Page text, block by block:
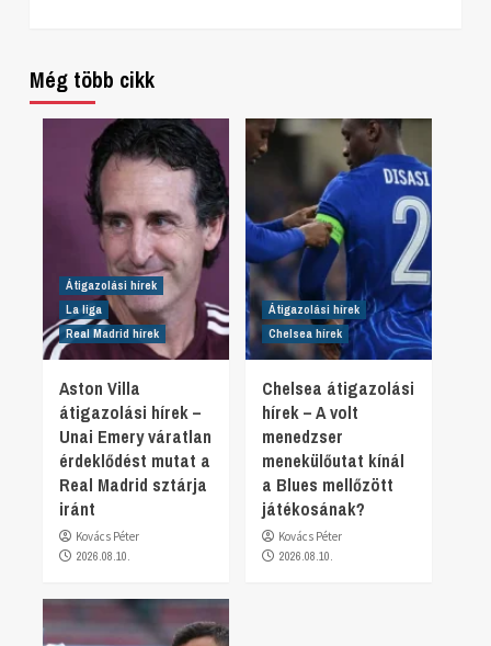
Még több cikk
Átigazolási hírek
La liga
Real Madrid hírek
Aston Villa
átigazolási hírek –
Unai Emery váratlan
érdeklődést mutat a
Real Madrid sztárja
iránt
Kovács Péter
2026.08.10.
Átigazolási hírek
Chelsea hírek
Chelsea átigazolási
hírek – A volt
menedzser
menekülőutat kínál
a Blues mellőzött
játékosának?
Kovács Péter
2026.08.10.